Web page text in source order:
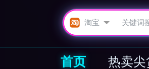
首页 热卖尖